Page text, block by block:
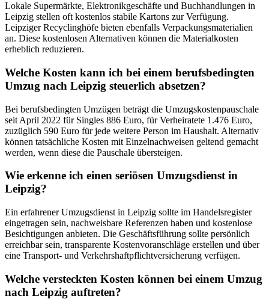
Lokale Supermärkte, Elektronikgeschäfte und Buchhandlungen in
Leipzig stellen oft kostenlos stabile Kartons zur Verfügung.
Leipziger Recyclinghöfe bieten ebenfalls Verpackungsmaterialien
an. Diese kostenlosen Alternativen können die Materialkosten
erheblich reduzieren.
Welche Kosten kann ich bei einem berufsbedingten
Umzug nach Leipzig steuerlich absetzen?
Bei berufsbedingten Umzügen beträgt die Umzugskostenpauschale
seit April 2022 für Singles 886 Euro, für Verheiratete 1.476 Euro,
zuzüglich 590 Euro für jede weitere Person im Haushalt. Alternativ
können tatsächliche Kosten mit Einzelnachweisen geltend gemacht
werden, wenn diese die Pauschale übersteigen.
Wie erkenne ich einen seriösen Umzugsdienst in
Leipzig?
Ein erfahrener Umzugsdienst in Leipzig sollte im Handelsregister
eingetragen sein, nachweisbare Referenzen haben und kostenlose
Besichtigungen anbieten. Die Geschäftsführung sollte persönlich
erreichbar sein, transparente Kostenvoranschläge erstellen und über
eine Transport- und Verkehrshaftpflichtversicherung verfügen.
Welche versteckten Kosten können bei einem Umzug
nach Leipzig auftreten?